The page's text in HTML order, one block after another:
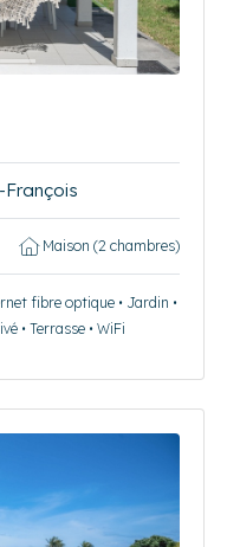
François
Maison (2 chambres)
fibre optique • Jardin •
• Terrasse • WiFi